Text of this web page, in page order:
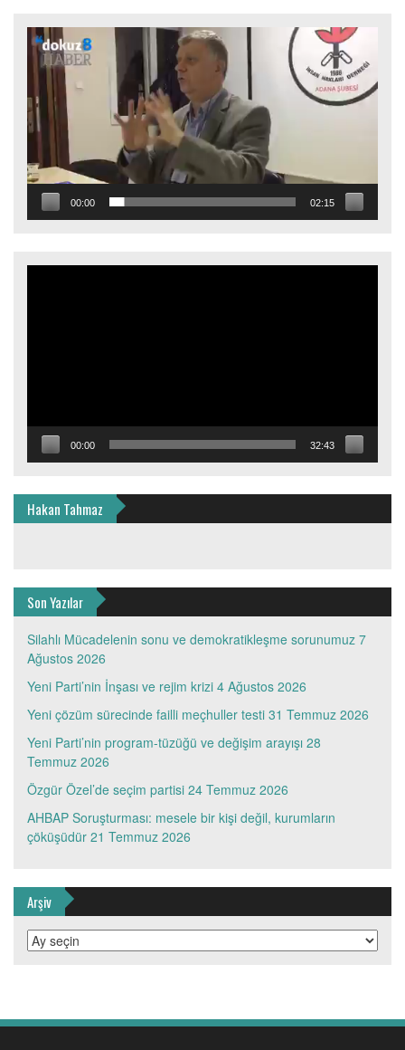
Video
oynatıcı
00:00 02:15
00:00 32:43
Hakan Tahmaz
Son Yazılar
Silahlı Mücadelenin sonu ve demokratikleşme sorunumuz 7
Ağustos 2026
Yeni Parti’nin İnşası ve rejim krizi 4 Ağustos 2026
Yeni çözüm sürecinde failli meçhuller testi 31 Temmuz 2026
Yeni Parti’nin program-tüzüğü ve değişim arayışı 28
Temmuz 2026
Özgür Özel’de seçim partisi 24 Temmuz 2026
AHBAP Soruşturması: mesele bir kişi değil, kurumların
çöküşüdür 21 Temmuz 2026
Arşiv
Arşiv